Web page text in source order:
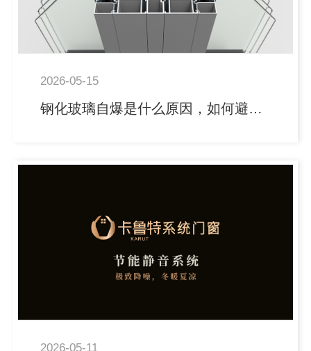
2026-05-15
钢化玻璃自爆是什么原因，如何避免？
2026-05-11